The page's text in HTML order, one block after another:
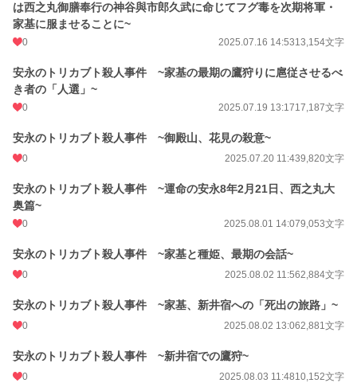
は西之丸御膳奉行の神谷與市郎久武に命じてフグ毒を次期将軍・
家基に服ませることに~
0 2025.07.16 14:5313,154文字
安永のトリカブト殺人事件 ~家基の最期の鷹狩りに扈従させるべ
き者の「人選」~
0 2025.07.19 13:1717,187文字
安永のトリカブト殺人事件 ~御殿山、花見の殺意~
0 2025.07.20 11:439,820文字
安永のトリカブト殺人事件 ~運命の安永8年2月21日、西之丸大
奥篇~
0 2025.08.01 14:079,053文字
安永のトリカブト殺人事件 ~家基と種姫、最期の会話~
0 2025.08.02 11:562,884文字
安永のトリカブト殺人事件 ~家基、新井宿への「死出の旅路」~
0 2025.08.02 13:062,881文字
安永のトリカブト殺人事件 ~新井宿での鷹狩~
0 2025.08.03 11:4810,152文字